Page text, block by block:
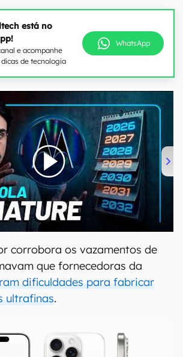
está no
e acompanhe
de tecnologia
WhatsApp
corrobora os vazamentos de
que fornecedoras da
dificuldades para fabricar
ultrafinas.